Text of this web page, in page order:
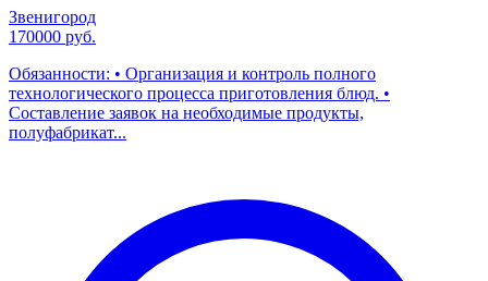
Звенигород
170000 руб.
Обязанности: • Организация и контроль полного
технологического процесса приготовления блюд. •
Составление заявок на необходимые продукты,
полуфабрикат...